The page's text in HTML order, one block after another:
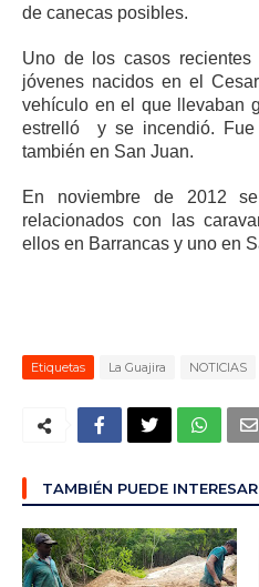
de canecas posibles.
Uno de los casos
jóvenes nacidos en el
vehículo en el que llevaban
estrelló y se incendió.
también en San Juan.
En noviembre de 2012
relacionados con las
ellos en Barrancas y uno en
Etiquetas La Guajira NOTICIAS
TAMBIÉN PUEDE